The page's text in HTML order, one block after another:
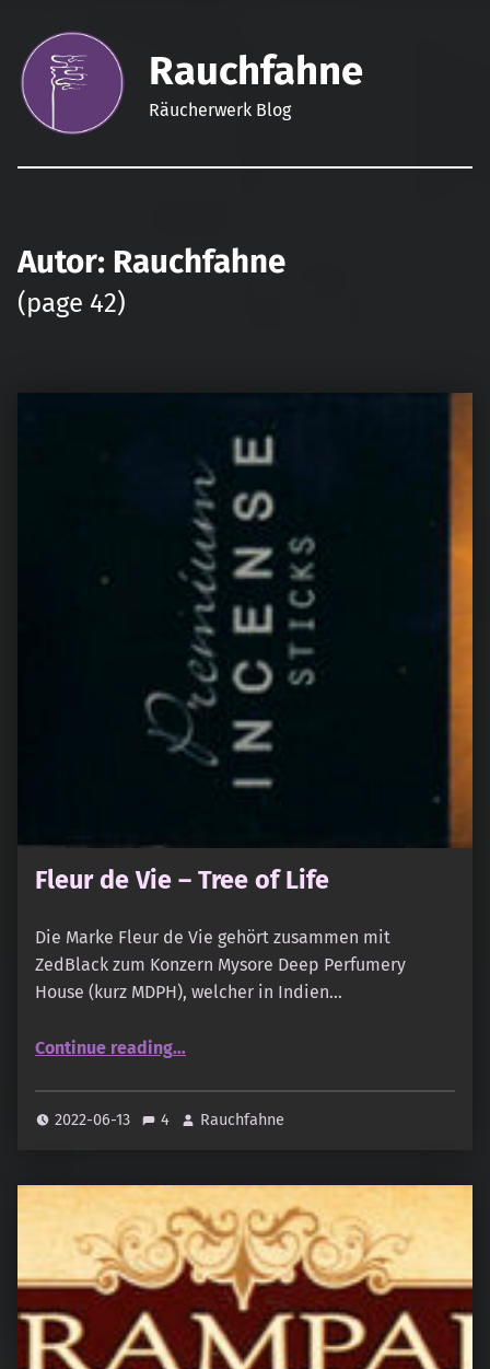
Rauchfahne
Räucherwerk Blog
Autor: Rauchfahne
(page 42)
Fleur de Vie – Tree of Life
Die Marke Fleur de Vie gehört zusammen mit
ZedBlack zum Konzern Mysore Deep Perfumery
House (kurz MDPH), welcher in Indien…
Continue reading“Fleur de Vie – Tree of Life”
…
2022-06-13 4 Rauchfahne